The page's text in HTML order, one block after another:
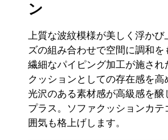
ン
上質な波紋模様が美しく浮か
ズの組み合わせで空間に調和を
繊細なパイピング加工が施さ
クッションとしての存在感を高
光沢のある素材感が高級感を
プラス。ソファクッションカ
囲気も格上げします。